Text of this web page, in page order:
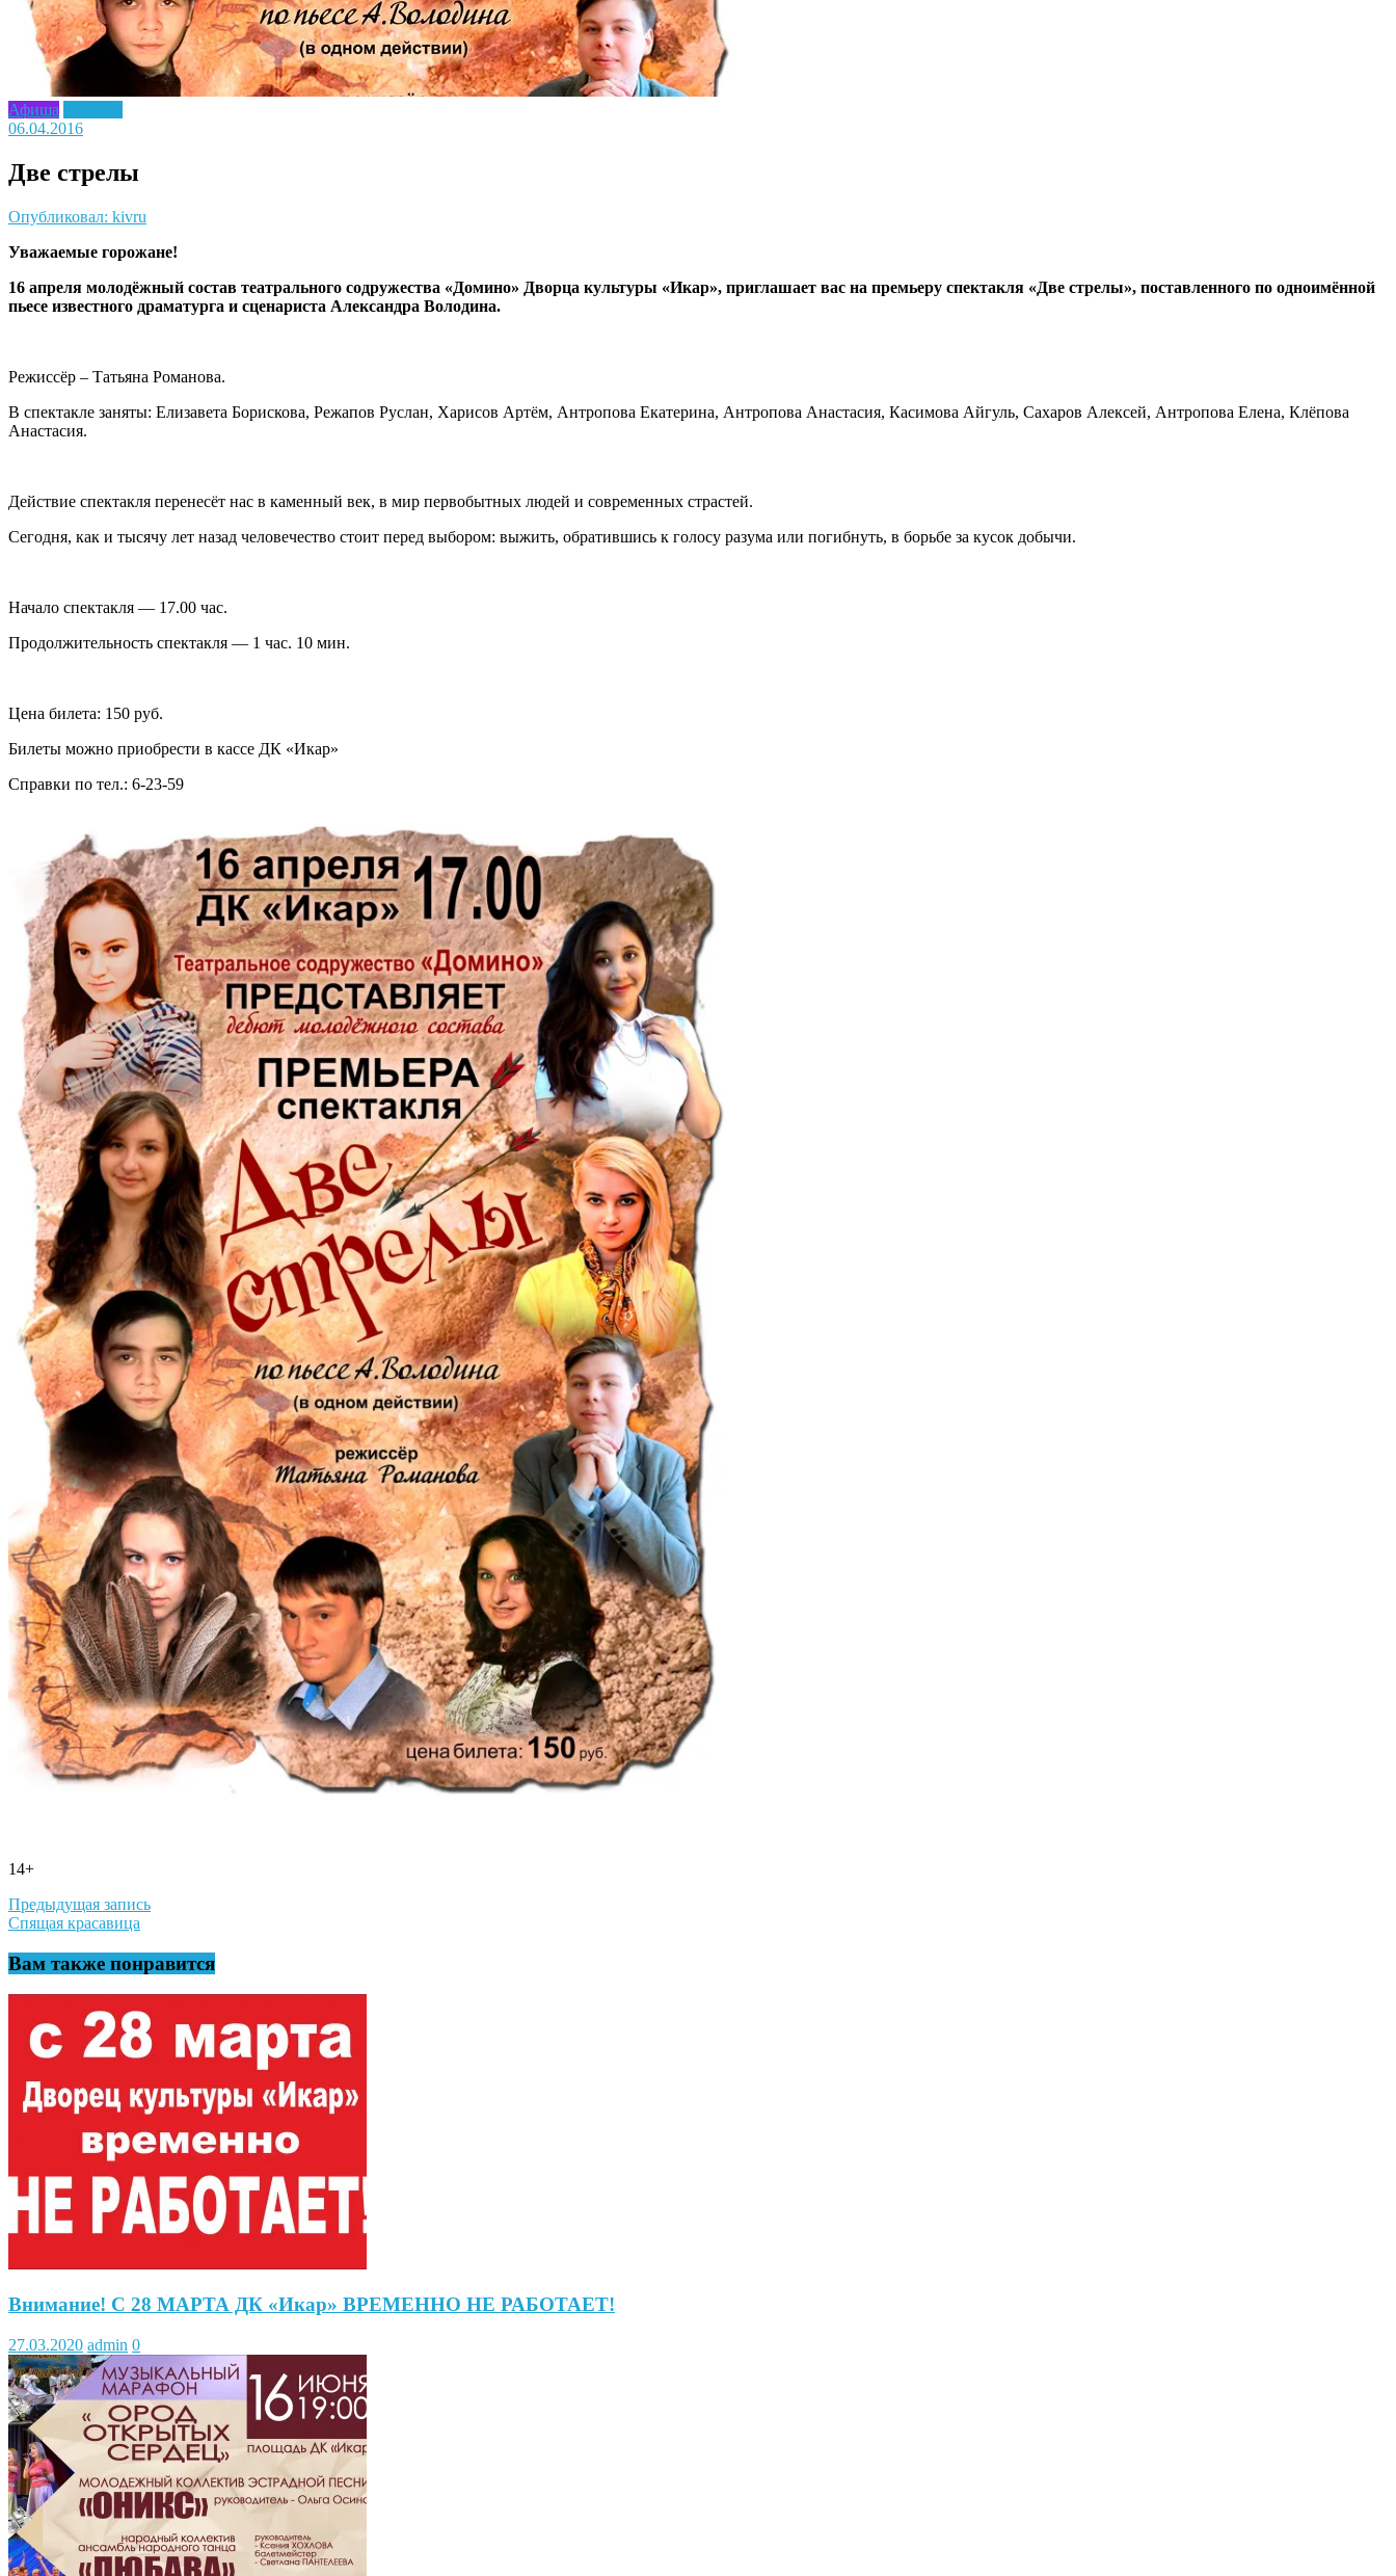
Афиша
06.04.2016
Две стрелы
Опубликовал: kivru
Уважаемые горожане!
16 апреля молодёжный состав театрального содружества «Домино» Дворца культуры «Икар», приглашает вас на премьеру спектакля «Две стрелы», поставленного по одноимённой
пьесе известного драматурга и сценариста Александра Володина.
Режиссёр – Татьяна Романова.
В спектакле заняты: Елизавета Борискова, Режапов Руслан, Харисов Артём, Антропова Екатерина, Антропова Анастасия, Касимова Айгуль, Сахаров Алексей, Антропова Елена, Клёпова
Анастасия.
Действие спектакля перенесёт нас в каменный век, в мир первобытных людей и современных страстей.
Сегодня, как и тысячу лет назад человечество стоит перед выбором: выжить, обратившись к голосу разума или погибнуть, в борьбе за кусок добычи.
Начало спектакля — 17.00 час.
Продолжительность спектакля — 1 час. 10 мин.
Цена билета: 150 руб.
Билеты можно приобрести в кассе ДК «Икар»
Справки по тел.: 6-23-59
14+
Навигация
по
записям
Предыдущая запись
Спящая красавица
Вам также понравится
Внимание! С 28 МАРТА ДК «Икар» ВРЕМЕННО НЕ РАБОТАЕТ!
27.03.2020 admin 0